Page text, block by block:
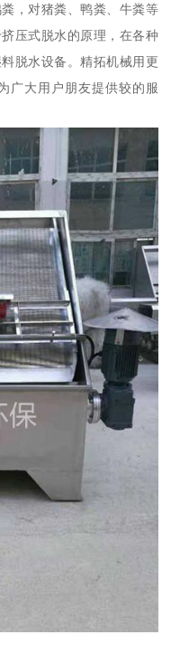
，对猪粪、鸭粪、牛粪等
压式脱水的原理，在各种
脱水设备。精拓机械用更
广大用户朋友提供较的服